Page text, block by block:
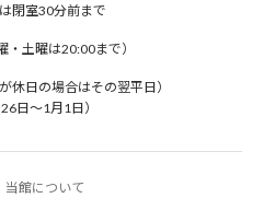
閉室30分前まで
・土曜は20:00まで）
休日の場合はその翌平日）
日〜1月1日）
当館について